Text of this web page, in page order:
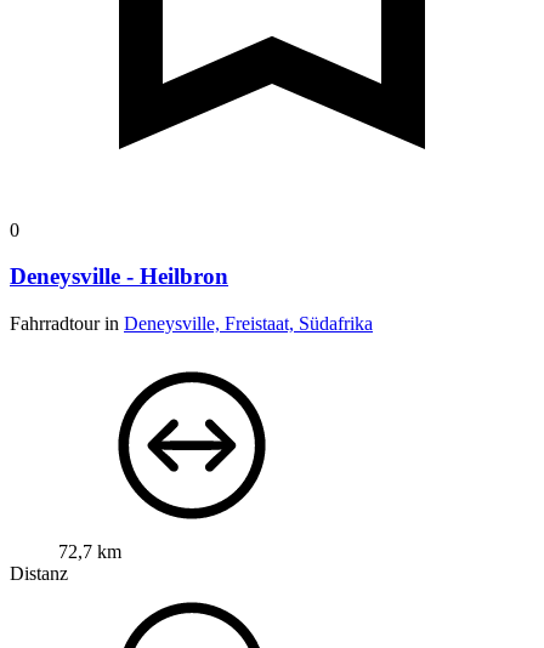
0
Deneysville - Heilbron
Fahrradtour in Deneysville, Freistaat, Südafrika
72,7 km
Distanz